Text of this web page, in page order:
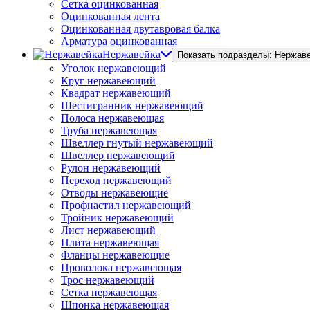
Сетка оцинкованная
Оцинкованная лента
Оцинкованная двутавровая балка
Арматура оцинкованная
Нержавейка
Показать подразделы:
Уголок нержавеющий
Круг нержавеющий
Квадрат нержавеющий
Шестигранник нержавеющий
Полоса нержавеющая
Труба нержавеющая
Швеллер гнутый нержавеющий
Швеллер нержавеющий
Рулон нержавеющий
Переход нержавеющий
Отводы нержавеющие
Профнастил нержавеющий
Тройник нержавеющий
Лист нержавеющий
Плита нержавеющая
Фланцы нержавеющие
Проволока нержавеющая
Трос нержавеющий
Сетка нержавеющая
Шпонка нержавеющая